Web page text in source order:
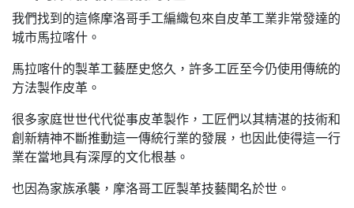
我們找到的這條摩洛哥手工編織包來自皮革工業非常發達的
城市馬拉喀什。
馬拉喀什的製革工藝歷史悠久，許多工匠至今仍使用傳統的
方法製作皮革。
很多家庭世世代代從事皮革製作，工匠們以其精湛的技術和
創新精神不斷推動這一傳統行業的發展，也因此使得這一行
業在當地具有深厚的文化根基。
也因為家族承襲，摩洛哥工匠製革技藝聞名於世。